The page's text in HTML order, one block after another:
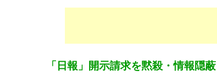
「日報」開示請求を黙殺・情報隠